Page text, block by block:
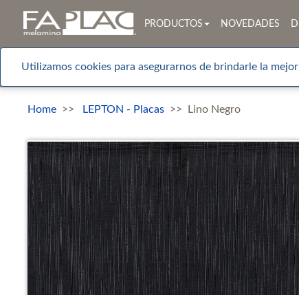
PRODUCTOS NOVEDADES
Utilizamos cookies para asegurarnos de brindarle la
Home LEPTON - Placas Lino Negro